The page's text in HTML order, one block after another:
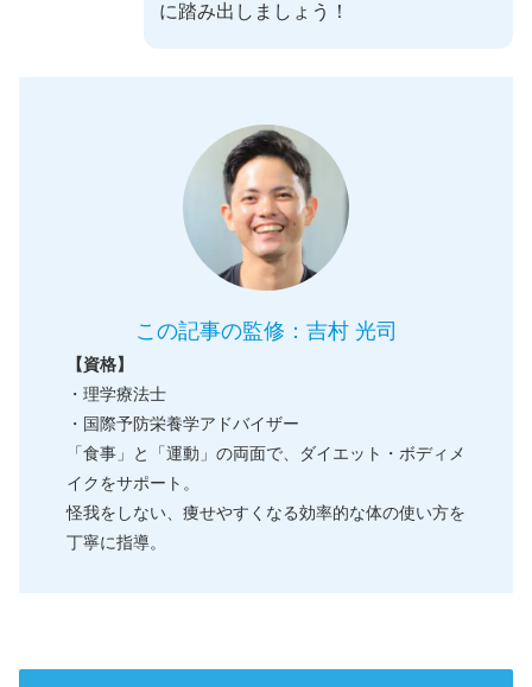
に踏み出しましょう！
この記事の監修：吉村 光司
【資格】
・理学療法士
・国際予防栄養学アドバイザー
「食事」と「運動」の両面で、ダイエット・ボディメ
イクをサポート。
怪我をしない、痩せやすくなる効率的な体の使い方を
丁寧に指導。